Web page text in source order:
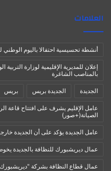
العلامات
أنشطة تحسيسية احتفالا باليوم الوطني
إعلان للمديرية الإقليمية لوزارة
بالمناصب الشاغرة
الجديدة الجديدة بريس بريس
عامل الإقليم يشرف على افتتاح قاعة
الصيانة(+صور)
عامل الجديدة يؤكد على أن الجديدة
عمال ديريشبورك للنظافة بالجديدة يخوضون
عمال قطاع النظافة بشركة "ديريشبورك"